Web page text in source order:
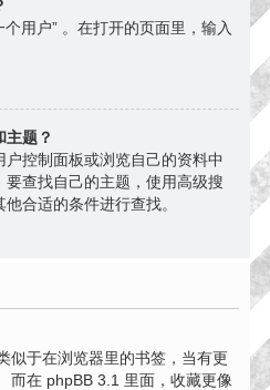
用户” 。在打开的页面里，输入
主题？
控制面板或浏览自己的资料中
要查找自己的主题，使用高级搜
合适的条件进行查找。
似于在浏览器里的书签，当有更
而在 phpBB 3.1 里面，收藏更像